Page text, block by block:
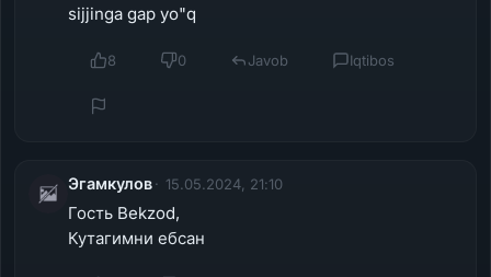
sijjinga gap yo"q
8 0 Javob Iqtibos
Эгамкулов 15.05.2024, 21:10
Гость Bekzod,
Кутагимни ебсан